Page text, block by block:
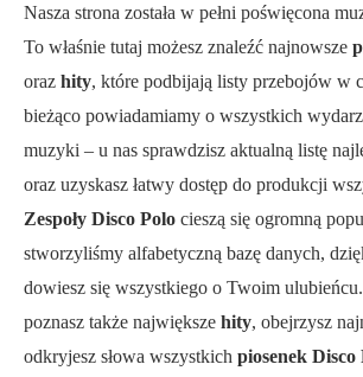
Nasza strona została w pełni poświęcona
To właśnie tutaj możesz znaleźć najnowsze
oraz hity, które podbijają listy przebojów w
bieżąco powiadamiamy o wszystkich
muzyki – u nas sprawdzisz aktualną listę
oraz uzyskasz łatwy dostęp do produkcji
Zespoły Disco Polo cieszą się ogromną
stworzyliśmy alfabetyczną bazę danych,
dowiesz się wszystkiego o Twoim
poznasz także największe hity, obejrzysz
odkryjesz słowa wszystkich piosenek Disco